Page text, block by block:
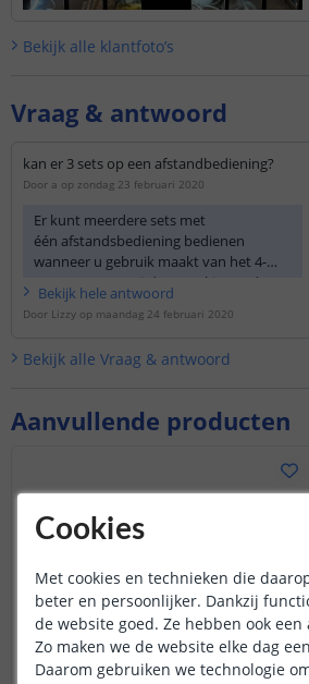
Aanvullende producten
Bekijk alle klantfoto’s
Vraag & antwoord
kan er 3 sets op een afstandbediening?
Door a op zondag 23 februari 2020
Er kunt meerdere sets met
één afstandsbediening bedienen
wanneer u gebruik maakt van het 4-
zone systeem. Bij deze set kiest u dus
de 4-zone afstandsbediening. Bij andere
sets kiest u voor de losse draadloze
op deze manier verdelen over de 4-
Bekijk hele antwoord
Door Lizzy op maandag 24 februari 2020
Bekijk alle Vraag & antwoord
Cookies
Met cookies en technieken die
beter en persoonlijker. Dankzij
de website goed. Ze hebben ook
Zo maken we de website elke dag
Daarom gebruiken we technologie